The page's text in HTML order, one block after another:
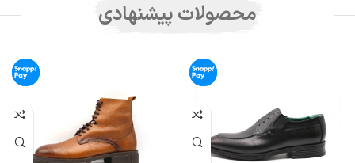
محصولات پیشنهادی